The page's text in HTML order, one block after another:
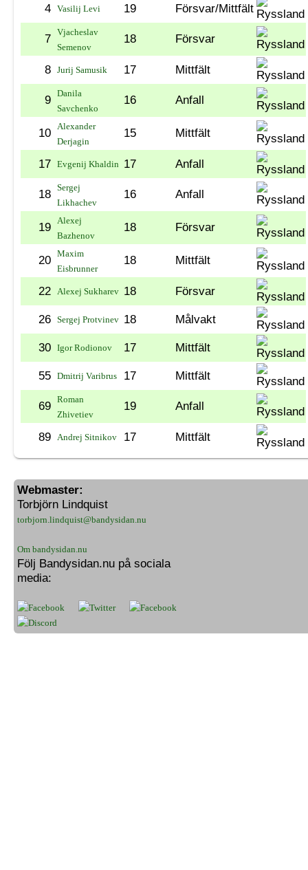
4 Vasilij Levi 19 Försvar/Mittfält
7
Vjacheslav
Semenov
18 Försvar
8 Jurij Samusik 17 Mittfält
9
Danila
Savchenko
16 Anfall
10
Alexander
Derjagin
15 Mittfält
17 Evgenij Khaldin 17 Anfall
18
Sergej
Likhachev
16 Anfall
19
Alexej
Bazhenov
18 Försvar
20
Maxim
Eisbrunner
18 Mittfält
22 Alexej Sukharev 18 Försvar
26 Sergej Protvinev 18 Målvakt
30 Igor Rodionov 17 Mittfält
55 Dmitrij Varibrus 17 Mittfält
69
Roman
Zhivetiev
19 Anfall
89 Andrej Sitnikov 17 Mittfält
Webmaster:
Torbjörn Lindquist
torbjorn.lindquist@bandysidan.nu
Om bandysidan.nu
Följ Bandysidan.nu på sociala
media: